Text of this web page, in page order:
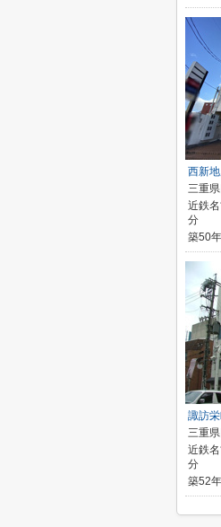
西新
三重
近鉄
分
築50年
諏訪
三重
近鉄
分
築52年